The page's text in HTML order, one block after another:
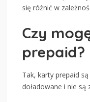
się różnić w
Czy
prepaid?
Tak, karty prepaid
doładowane i nie